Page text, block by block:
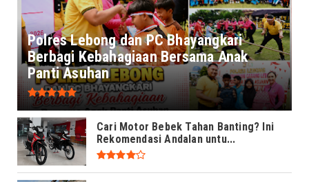
Polres Lebong dan PC Bhayangkari
Berbagi Kebahagiaan Bersama Anak
Panti Asuhan
Cari Motor Bebek Tahan Banting? Ini
Rekomendasi Andalan untu...